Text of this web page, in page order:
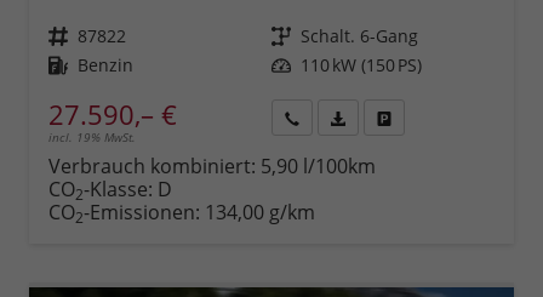
Fahrzeugnr. 87822 Getriebe Schalt. 6-Gang
Kraftstoff Benzin Leistung 110 kW (150 PS)
27.590,– €
incl. 19% MwSt.
anfordern
Datei,
Verbrauch kombiniert: 5,90 l/100km
CO2-Klasse: D
CO2-Emissionen: 134,00 g/km